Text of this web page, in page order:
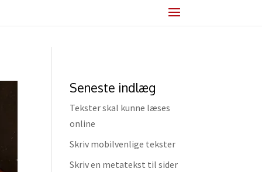
Seneste indlæg
Tekster skal kunne læses
online
Skriv mobilvenlige tekster
Skriv en metatekst til sider